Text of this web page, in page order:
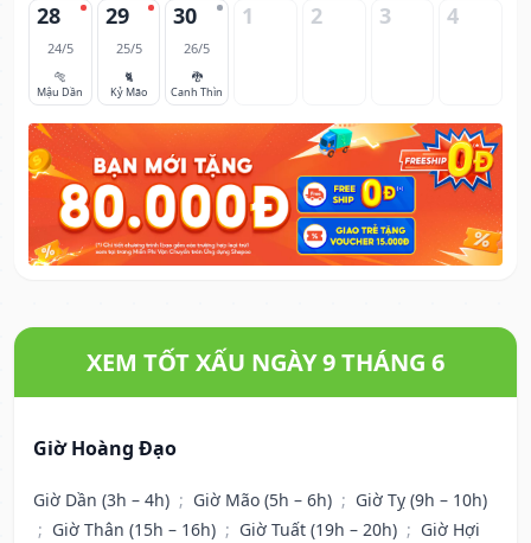
28
24/5
🐅
Mậu Dần
29
25/5
🐈
Kỷ Mão
30
26/5
🐉
Canh Thìn
1 2 3 4
XEM TỐT XẤU NGÀY 9 THÁNG 6
Giờ Hoàng Đạo
Giờ Dần (3h – 4h) ; Giờ Mão (5h – 6h) ; Giờ Tỵ (9h – 10h)
; Giờ Thân (15h – 16h) ; Giờ Tuất (19h – 20h) ; Giờ Hợi